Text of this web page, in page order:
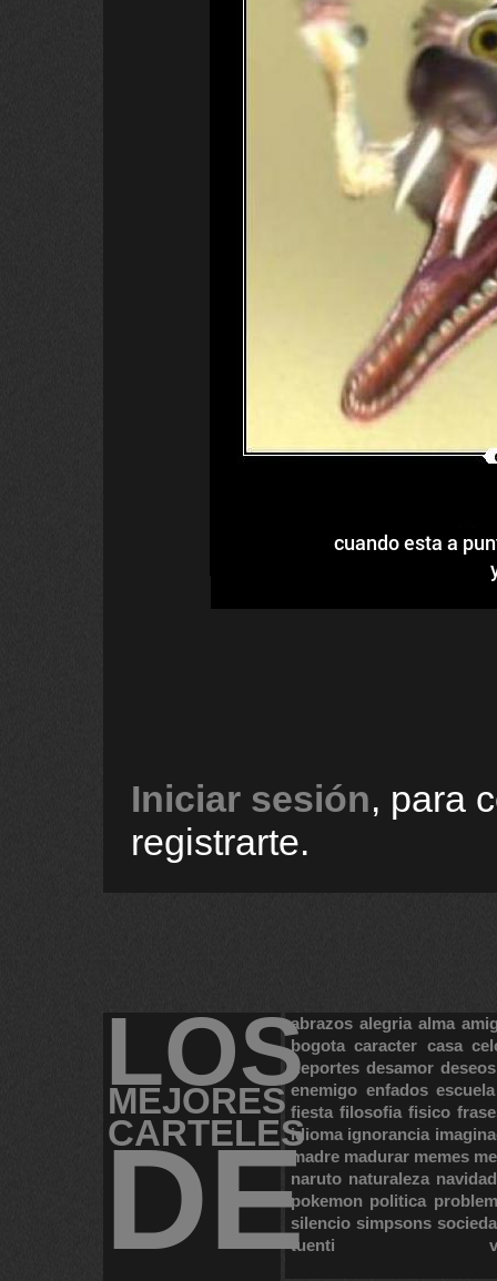
cuando esta a
Iniciar sesión, para
registrarte.
LOS
MEJORES
CARTELES
DE
abrazos alegria alma
bogota caracter casa
deportes desamor deseos
enemigo enfados escuela
fiesta filosofia fisico
idioma ignorancia
madre madurar memes
naruto naturaleza navidad
pokemon politica
silencio simpsons
tuenti